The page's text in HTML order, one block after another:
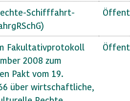
Schifffahrt-
Fakultativprotokoll
2008 zum
Pakt vom 19.
über wirtschaftliche,